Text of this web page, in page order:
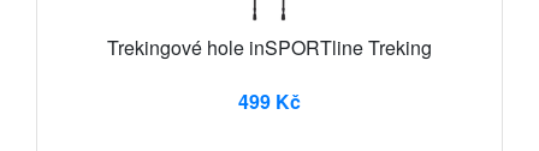
Trekingové hole inSPORTline Treking
499 Kč